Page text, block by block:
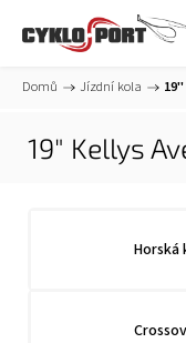
Domů / Jízdní kola /
19" Kellys
Horská